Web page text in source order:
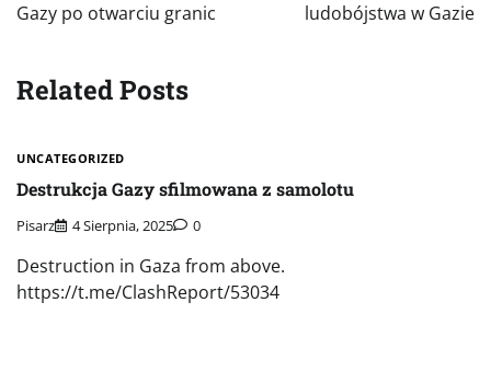
Gazy po otwarciu granic
ludobójstwa w Gazie
Related Posts
UNCATEGORIZED
Destrukcja Gazy sfilmowana z samolotu
Pisarz 4 Sierpnia, 2025 0
Destruction in Gaza from above.
https://t.me/ClashReport/53034